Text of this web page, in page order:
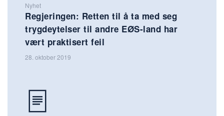
Nyhet
Regjeringen: Retten til å ta med seg
trygdeytelser til andre EØS-land har
vært praktisert feil
28. oktober 2019